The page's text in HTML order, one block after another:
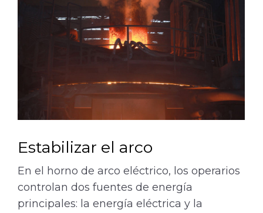
Estabilizar el arco
En el horno de arco eléctrico, los operarios
controlan dos fuentes de energía
principales: la energía eléctrica y la